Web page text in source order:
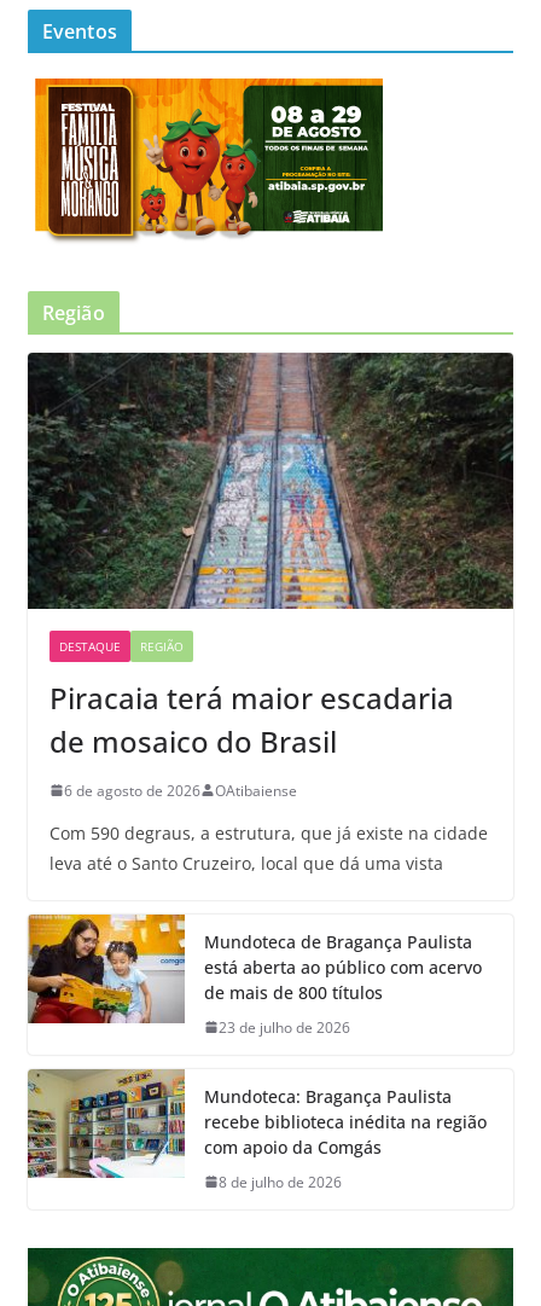
Eventos
Região
DESTAQUE REGIÃO
Piracaia terá maior escadaria
de mosaico do Brasil
6 de agosto de 2026 OAtibaiense
Com 590 degraus, a estrutura, que já existe na cidade
leva até o Santo Cruzeiro, local que dá uma vista
Mundoteca de Bragança Paulista
está aberta ao público com acervo
de mais de 800 títulos
23 de julho de 2026
Mundoteca: Bragança Paulista
recebe biblioteca inédita na região
com apoio da Comgás
8 de julho de 2026